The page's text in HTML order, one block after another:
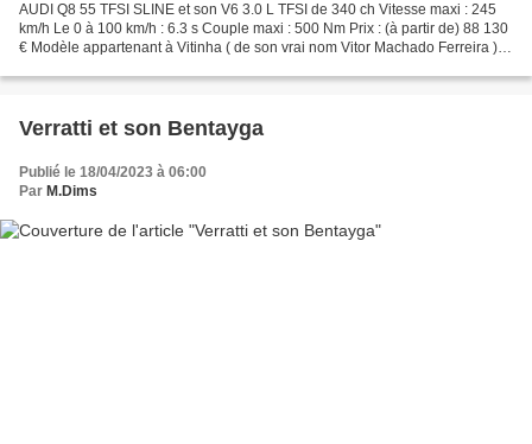
AUDI Q8 55 TFSI SLINE et son V6 3.0 L TFSI de 340 ch Vitesse maxi : 245
km/h Le 0 à 100 km/h : 6.3 s Couple maxi : 500 Nm Prix : (à partir de) 88 130
€ Modèle appartenant à Vitinha ( de son vrai nom Vitor Machado Ferreira )
Verratti et son Bentayga
Publié le 18/04/2023 à 06:00
Par M.Dims